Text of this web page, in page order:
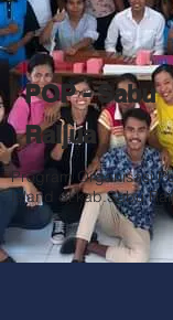
POP - Sabu
Raijua
Program Organisasi
Island di kab.Sabu